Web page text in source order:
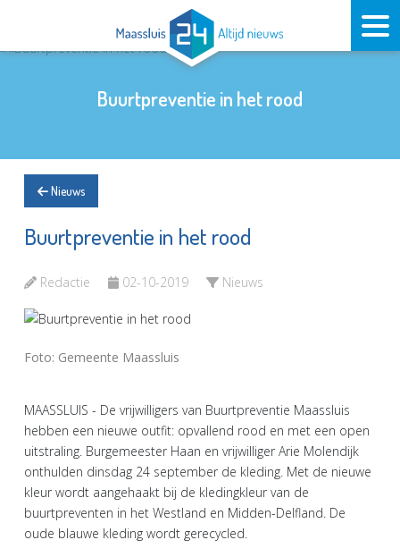
Buurtpreventie in het rood
Nieuws
Buurtpreventie in het rood
Redactie 02-10-2019 Nieuws
Foto: Gemeente Maassluis
MAASSLUIS - De vrijwilligers van Buurtpreventie Maassluis
hebben een nieuwe outfit: opvallend rood en met een open
uitstraling. Burgemeester Haan en vrijwilliger Arie Molendijk
onthulden dinsdag 24 september de kleding. Met de nieuwe
kleur wordt aangehaakt bij de kledingkleur van de
buurtpreventen in het Westland en Midden-Delfland. De
oude blauwe kleding wordt gerecycled.